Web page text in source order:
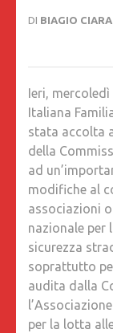
DI BIAGIO
Ieri,
Italiana
stata accolta
della
ad
modifiche al
associazioni
nazionale per
sicurezza
soprattutto
audita dalla
per la lotta